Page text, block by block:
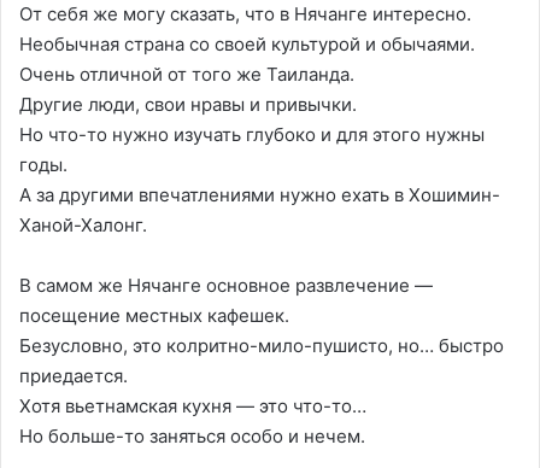
От себя же могу сказать, что в Нячанге интересно.
Необычная страна со своей культурой и обычаями.
Очень отличной от того же Таиланда.
Другие люди, свои нравы и привычки.
Но что-то нужно изучать глубоко и для этого нужны
годы.
А за другими впечатлениями нужно ехать в Хошимин-
Ханой-Халонг.
В самом же Нячанге основное развлечение —
посещение местных кафешек.
Безусловно, это колритно-мило-пушисто, но… быстро
приедается.
Хотя вьетнамская кухня — это что-то…
Но больше-то заняться особо и нечем.